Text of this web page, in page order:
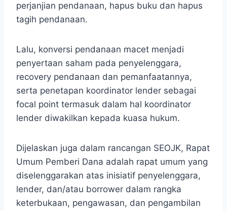
perjanjian pendanaan, hapus buku dan hapus
tagih pendanaan.
Lalu, konversi pendanaan macet menjadi
penyertaan saham pada penyelenggara,
recovery pendanaan dan pemanfaatannya,
serta penetapan koordinator lender sebagai
focal point termasuk dalam hal koordinator
lender diwakilkan kepada kuasa hukum.
Dijelaskan juga dalam rancangan SEOJK, Rapat
Umum Pemberi Dana adalah rapat umum yang
diselenggarakan atas inisiatif penyelenggara,
lender, dan/atau borrower dalam rangka
keterbukaan, pengawasan, dan pengambilan